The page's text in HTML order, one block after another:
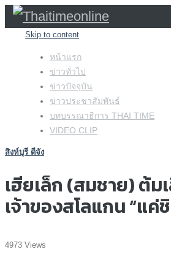
Skip to content
หน้าแรก
ข่าวทั่วไป
ข่าวปัจจุบัน
ข่าวประชาสัมพันธ์
บทบรรณาธิการ THAI TIME
VIDEO CLIP
สิงห์บุรี ดีจัง
เฮียเล็ก (สมชาย) ต้ม
เจ้าของสโลแกน “แค่
4973 Views